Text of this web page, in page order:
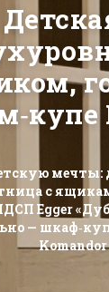
с
Egger
—
Komandor